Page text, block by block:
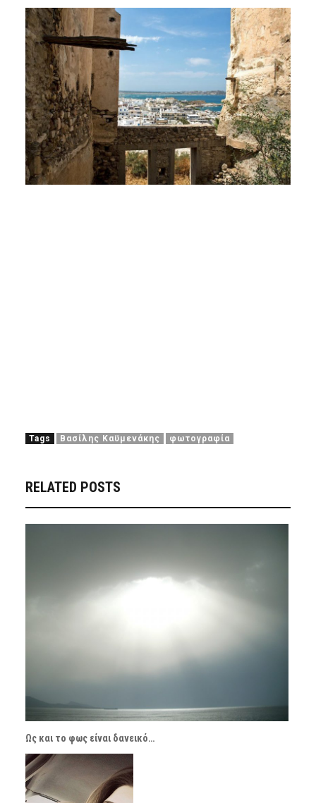
Tags Βασίλης Καϋμενάκης φωτογραφία
RELATED POSTS
Ως και το φως είναι δανεικό…